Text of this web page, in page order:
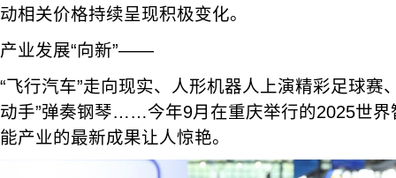
动相关价格持续呈现积极变化。
产业发展“向新”——
“飞行汽车”走向现实、人形机器人上演精彩足球赛
动手”弹奏钢琴……今年9月在重庆举行的2025世界
能产业的最新成果让人惊艳。